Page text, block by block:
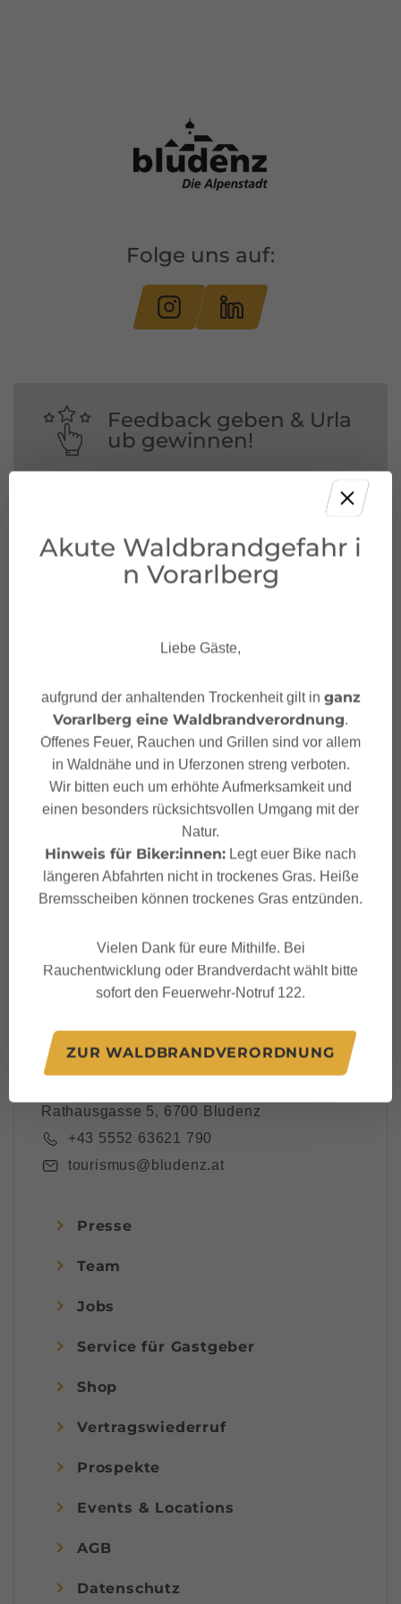
Folge uns auf:
Feedback geben & Urla
ub gewinnen!
Deine Meinung ist uns wichtig – Feedback
geben und mit etwas Glück unvergessliche
Urlaubserlebnisse in Österreich gewinnen.
JETZT MITMACHEN!
Dein Bludenz Newslett
er
Ich akzeptiere die Datenschutzbestimmungen
Alpenstadt Bludenz Tourismus
Rathausgasse 5, 6700 Bludenz
+43 5552 63621 790
tourismus@bludenz.at
Presse
Team
Jobs
Service für Gastgeber
Shop
Vertragswiederruf
Prospekte
Events & Locations
AGB
Datenschutz
Akute Waldbrandgefahr i
n Vorarlberg
Liebe Gäste,
aufgrund der anhaltenden Trockenheit gilt in ganz
Vorarlberg eine Waldbrandverordnung.
Offenes Feuer, Rauchen und Grillen sind vor allem
in Waldnähe und in Uferzonen streng verboten.
Wir bitten euch um erhöhte Aufmerksamkeit und
einen besonders rücksichtsvollen Umgang mit der
Natur.
Hinweis für Biker:innen: Legt euer Bike nach
längeren Abfahrten nicht in trockenes Gras. Heiße
Bremsscheiben können trockenes Gras entzünden.
Vielen Dank für eure Mithilfe. Bei
Rauchentwicklung oder Brandverdacht wählt bitte
sofort den Feuerwehr-Notruf 122.
ZUR WALDBRANDVERORDNUNG